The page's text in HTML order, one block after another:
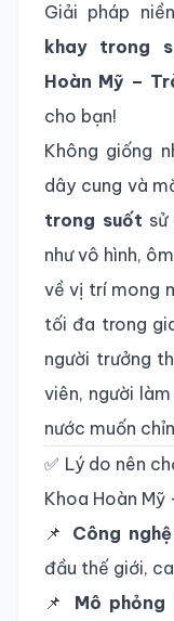
Giải pháp
khay trong
Hoàn Mỹ –
cho bạn!
Không giống
dây cung và
trong suốt
như vô hình,
về vị trí mong
tối đa trong
người trưởng
viên, người
nước muốn
✅ Lý do nên
Khoa Hoàn Mỹ
📌 Công
đầu thế giới,
📌 Mô